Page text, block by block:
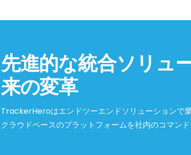
先進的な統合ソリュ
来の変革
TrackerHeroはエンドツーエンドソリューションで
クラウドベースのプラットフォームを社内のコマン